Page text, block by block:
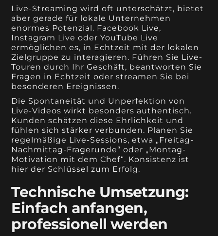
Live-Streaming wird oft unterschätzt, bietet
aber gerade für lokale Unternehmen
enormes Potenzial. Facebook Live,
Instagram Live oder YouTube Live
ermöglichen es, in Echtzeit mit der lokalen
Zielgruppe zu interagieren. Führen Sie Live-
Touren durch Ihr Geschäft, beantworten Sie
Fragen in Echtzeit oder streamen Sie bei
besonderen Ereignissen.
Die Spontaneität und Unperfektion von
Live-Videos wirkt besonders authentisch.
Kunden schätzen diese Ehrlichkeit und
fühlen sich stärker verbunden. Planen Sie
regelmäßige Live-Sessions, etwa „Freitag-
Nachmittag-Fragerunde“ oder „Montag-
Motivation mit dem Chef“. Konsistenz ist
hier der Schlüssel zum Erfolg.
Technische Umsetzung:
Einfach anfangen,
professionell werden